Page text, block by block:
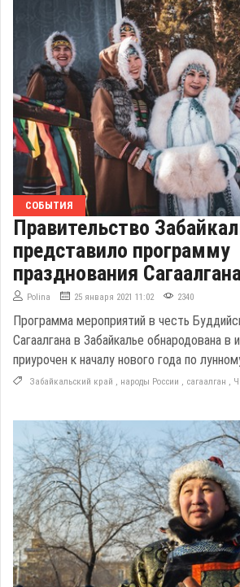
СОБЫТИЯ
Правительство
представило программу
празднования
Polina 25 января 2021 11:02 2340
Программа мероприятий в честь
Сагаалгана в Забайкалье обнародована в
приурочен к началу нового года по
Забайкальский край , народы России , сагаалган ,